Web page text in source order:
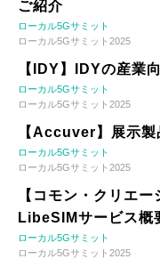
ご紹介
ローカル5Gサミット
ローカル5Gサミット2025
【IDY】IDYの産業
ローカル5Gサミット
ローカル5Gサミット2025
【Accuver】展示
ローカル5Gサミット
ローカル5Gサミット2025
【コモン・クリエ
LibeSIMサービス概
ローカル5Gサミット
ローカル5Gサミット2025